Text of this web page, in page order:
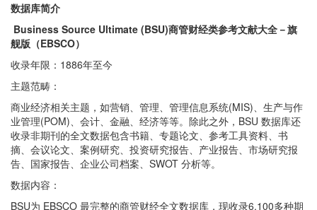
数据库简介
Business Source Ultimate (BSU)商管财经类参考文献大全－旗
舰版（EBSCO）
收录年限：1886年至今
主题范畴：
商业经济相关主题，如营销、管理、管理信息系统(MIS)、生产与作
业管理(POM)、会计、金融、经济等等。除此之外，BSU 数据库还
收录非期刊的全文数据包含书籍、专题论文、参考工具资料、书
摘、会议论文、案例研究、投资研究报告、产业报告、市场研究报
告、国家报告、企业公司档案、SWOT 分析等。
数据内容：
BSU为 EBSCO 最完整的商管财经全文数据库，现收录6,100多种期